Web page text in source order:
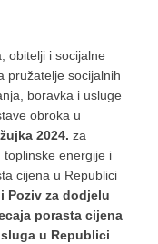
obitelji i socijalne
pružatelje socijalnih
boravka i usluge
obroka u
2024.za
energije i
cijena u Republici
Poziv za dodjelu
porasta cijena
u Republici